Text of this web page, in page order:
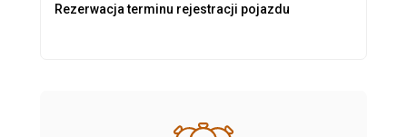
Rezerwacja terminu rejestracji pojazdu